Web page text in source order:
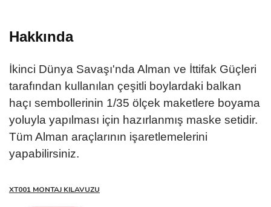
Hakkında
İkinci Dünya Savaşı'nda Alman ve İttifak Güçleri
tarafından kullanılan çeşitli boylardaki balkan
haçı sembollerinin 1/35 ölçek maketlere boyama
yoluyla yapılması için hazırlanmış maske setidir.
Tüm Alman araçlarının işaretlemelerini
yapabilirsiniz.
XT001 MONTAJ KILAVUZU